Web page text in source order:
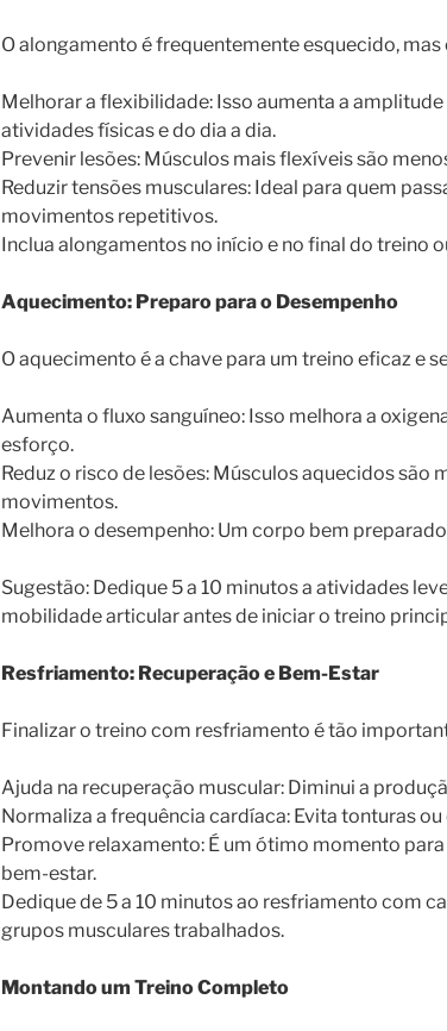
O alongamento é frequentemente esquecido, mas
Melhorar a flexibilidade: Isso aumenta a
atividades físicas e do dia a dia.
Prevenir lesões: Músculos mais flexíveis são
Reduzir tensões musculares: Ideal para quem
movimentos repetitivos.
Inclua alongamentos no início e no final do treino
Aquecimento: Preparo para o Desempenho
O aquecimento é a chave para um treino eficaz e
Aumenta o fluxo sanguíneo: Isso melhora a
esforço.
Reduz o risco de lesões: Músculos aquecidos são
movimentos.
Melhora o desempenho: Um corpo bem
Sugestão: Dedique 5 a 10 minutos a atividades
mobilidade articular antes de iniciar o treino
Resfriamento: Recuperação e Bem-Estar
Finalizar o treino com resfriamento é tão
Ajuda na recuperação muscular: Diminui a
Normaliza a frequência cardíaca: Evita tonturas
Promove relaxamento: É um ótimo momento
bem-estar.
Dedique de 5 a 10 minutos ao resfriamento com
grupos musculares trabalhados.
Montando um Treino Completo